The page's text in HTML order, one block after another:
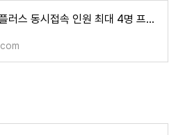
디즈니 플러스 동시접속 인원 최대 4명 프로필 개수 7개 생성 OTT 공유 사이트